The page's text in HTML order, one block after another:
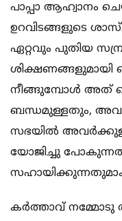
പാപ്പാ ആഹ്വാനം
ഉറവിടങ്ങളുടെ
ഏറ്റവും പുതിയ
ശിക്ഷണങ്ങളുമായി
നീങ്ങുമ്പോൾ അത്
ബന്ധമുള്ളതും,
സഭയിൽ അവർക്കുള്ള
യോജിച്ചു
കർത്താവ് നമ്മോടു